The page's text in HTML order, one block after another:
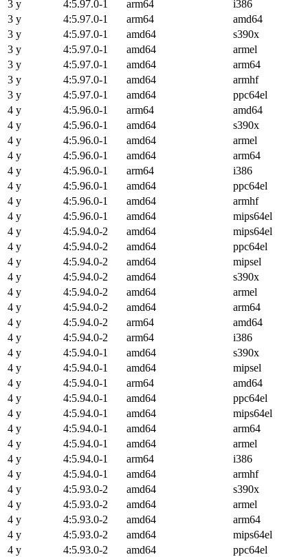
3 y 4:5.97.0-1 arm64
i386
3 y
4:5.97.0-1 arm64
amd64
3 y
4:5.97.0-1 amd64
s390x
3 y
4:5.97.0-1 amd64
armel
3 y
4:5.97.0-1 amd64
arm64
3 y
4:5.97.0-1 amd64
armhf
3 y
4:5.97.0-1 amd64
ppc64el
4 y
4:5.96.0-1 arm64
amd64
4 y
4:5.96.0-1 amd64
s390x
4 y
4:5.96.0-1 amd64
armel
4 y
4:5.96.0-1 amd64
arm64
4 y
4:5.96.0-1 arm64
i386
4 y
4:5.96.0-1 amd64
ppc64el
4 y
4:5.96.0-1 amd64
armhf
4 y
4:5.96.0-1 amd64
mips64el
4 y
4:5.94.0-2 amd64
mips64el
4 y
4:5.94.0-2 amd64
ppc64el
4 y
4:5.94.0-2 amd64
mipsel
4 y
4:5.94.0-2 amd64
s390x
4 y
4:5.94.0-2 amd64
armel
4 y
4:5.94.0-2 amd64
arm64
4 y
4:5.94.0-2 arm64
amd64
4 y
4:5.94.0-2 arm64
i386
4 y
4:5.94.0-1 amd64
s390x
4 y
4:5.94.0-1 amd64
mipsel
4 y
4:5.94.0-1 arm64
amd64
4 y
4:5.94.0-1 amd64
ppc64el
4 y
4:5.94.0-1 amd64
mips64el
4 y
4:5.94.0-1 amd64
arm64
4 y
4:5.94.0-1 amd64
armel
4 y
4:5.94.0-1 arm64
i386
4 y
4:5.94.0-1 amd64
armhf
4 y
4:5.93.0-2 amd64
s390x
4 y
4:5.93.0-2 amd64
armel
4 y
4:5.93.0-2 amd64
arm64
4 y
4:5.93.0-2 amd64
mips64el
4 y
4:5.93.0-2 amd64
ppc64el